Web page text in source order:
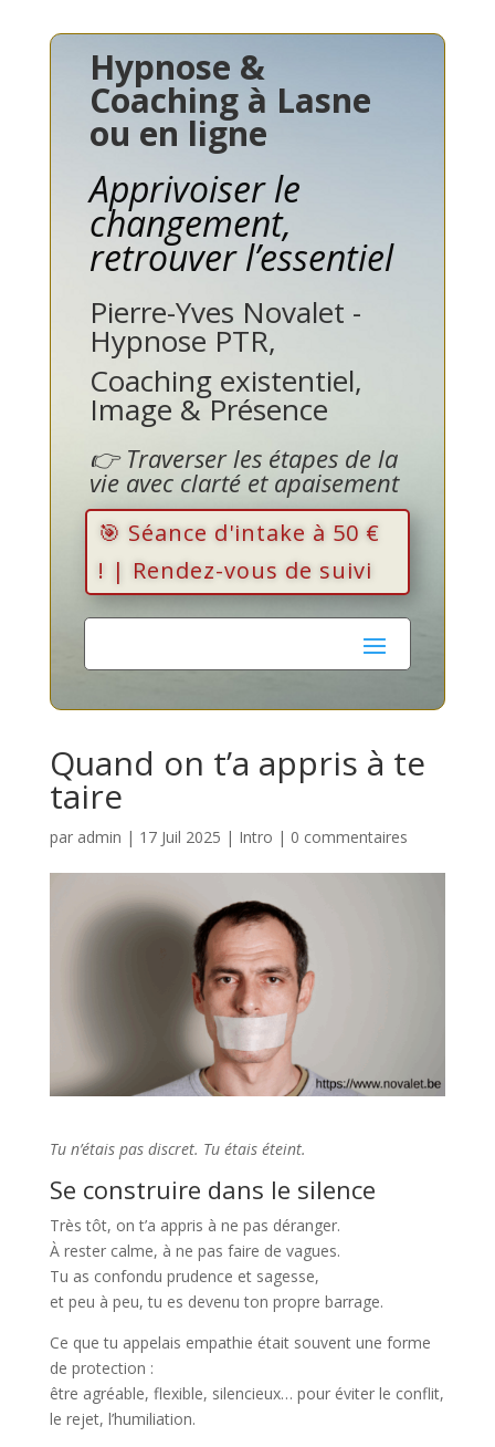
Hypnose &
Coaching à Lasne
ou en ligne
Apprivoiser le
changement,
retrouver l’essentiel
Pierre-Yves Novalet -
Hypnose PTR,
Coaching existentiel,
Image & Présence
👉 Traverser les étapes de la
vie avec clarté et apaisement
🎯 Séance d'intake à 50 €
! | Rendez-vous de suivi
Quand on t’a appris à te
taire
par admin | 17 Juil 2025 | Intro | 0 commentaires
Tu n’étais pas discret. Tu étais éteint.
Se construire dans le silence
Très tôt, on t’a appris à ne pas déranger.
À rester calme, à ne pas faire de vagues.
Tu as confondu prudence et sagesse,
et peu à peu, tu es devenu ton propre barrage.
Ce que tu appelais empathie était souvent une forme
de protection :
être agréable, flexible, silencieux… pour éviter le conflit,
le rejet, l’humiliation.